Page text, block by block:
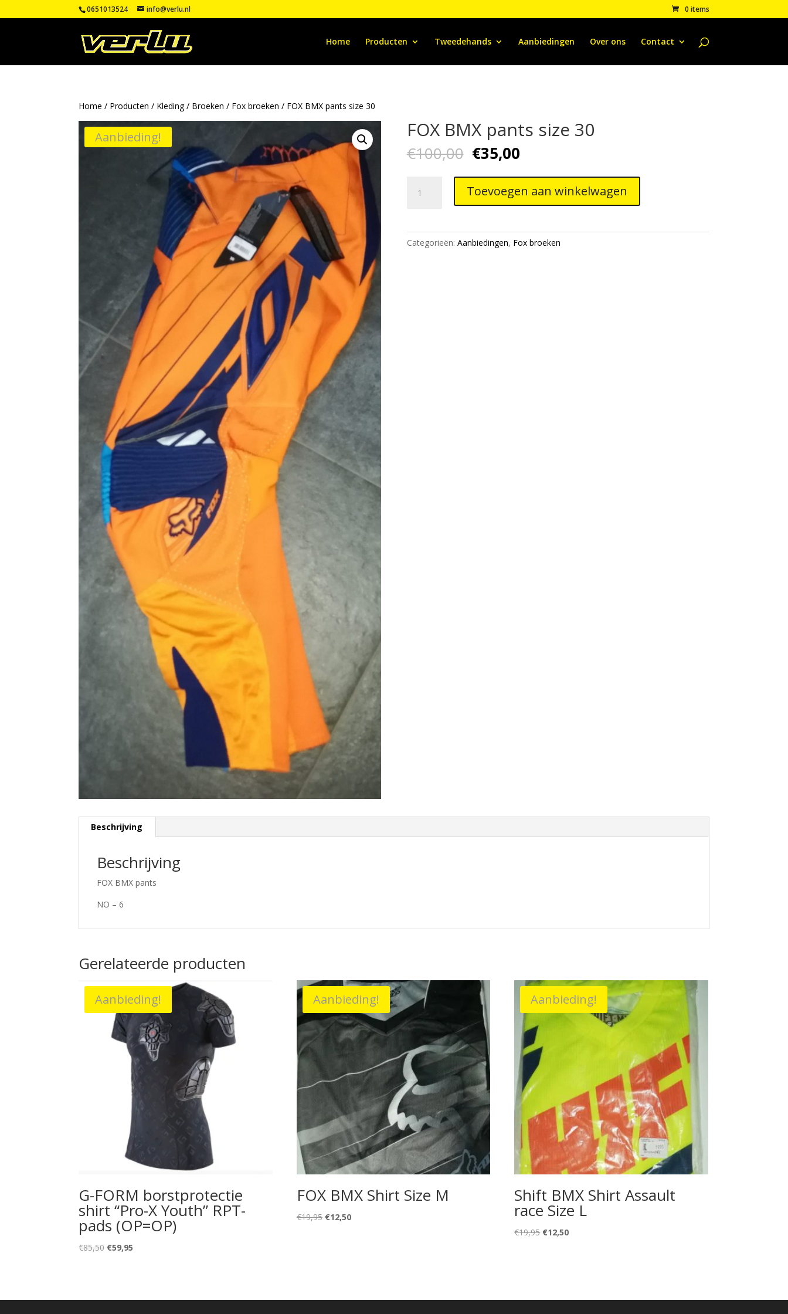
0651013524 info@verlu.nl 0 items
Home Producten Tweedehands Aanbiedingen Over ons Contact
Home / Producten / Kleding/ Broeken / Fox broeken / FOX BMX pants size 30
Aanbieding! FOX BMX pants size 30
€100,00 Oorspronkelijke
prijs
was:
€100,00.
€35,00Huidige
is:
€35,00.
BMX
aantal
Toevoegen aan winkelwagen
Categorieën: Aanbiedingen, Fox broeken
Beschrijving
Beschrijving
FOX BMX pants
NO – 6
Gerelateerde producten
Aanbieding!
G-FORM borstprotectie
shirt “Pro-X Youth” RPT-
pads (OP=OP)
€85,50 Oorspronkelijke
€59,95
Aanbieding!
FOX BMX Shirt Size M
€19,95 Oorspronkelijke
€12,50Huidige
Aanbieding!
Shift BMX Shirt Assault
race Size L
€19,95 Oorspronkelijke
€12,50Huidige